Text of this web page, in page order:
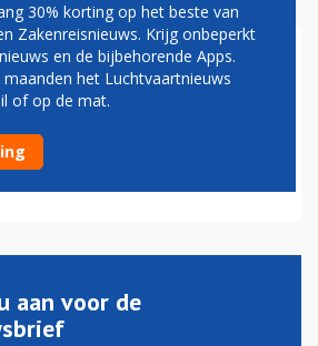
updates voor MAX 7
aan voor de
30% korting op het beste van
Zakenreisnieuws. Krijg onbeperkt
en de bijbehorende Apps.
het Luchtvaartnieuws
of op de mat.